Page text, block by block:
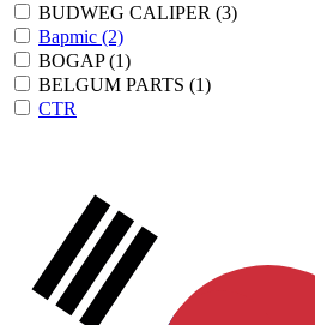
BUDWEG CALIPER (3)
Bapmic (2)
BOGAP(1)
BELGUM PARTS (1)
CTR